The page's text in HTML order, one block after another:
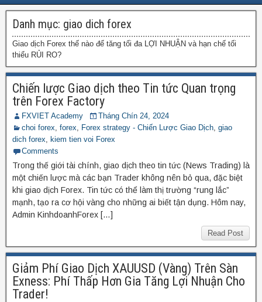
Danh mục: giao dich forex
Giao dịch Forex thế nào để tăng tối đa LỢI NHUẬN và hạn chế tối
thiểu RỦI RO?
Chiến lược Giao dịch theo Tin tức Quan trọng
trên Forex Factory
FXVIET Academy
Tháng Chín 24, 2024
choi forex forex Forex strategy - Chiến Lược Giao Dịch giao
dich forex
kiem tien voi Forex
Comments
Trong thế giới tài chính, giao dịch theo tin tức (News Trading) là
một chiến lược mà các bạn Trader không nên bỏ qua, đặc biệt
khi giao dịch Forex. Tin tức có thể làm thị trường “rung lắc”
mạnh, tạo ra cơ hội vàng cho những ai biết tận dụng. Hôm nay,
Admin KinhdoanhForex […]
Read Post
Giảm Phí Giao Dịch XAUUSD (Vàng) Trên Sàn
Exness: Phí Thấp Hơn Gia Tăng Lợi Nhuận Cho
Trader!